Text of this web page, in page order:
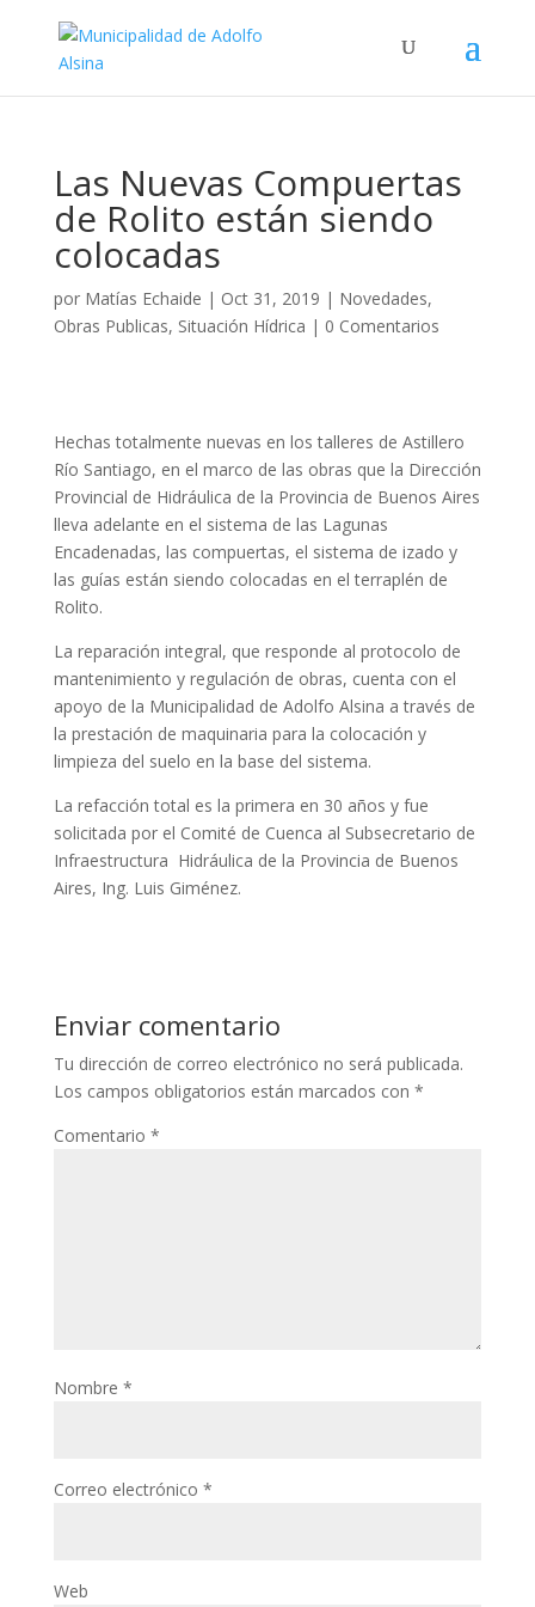
Las Nuevas Compuertas
de Rolito están siendo
colocadas
por Matías Echaide | Oct 31, 2019 | Novedades,
Obras Publicas, Situación Hídrica | 0 Comentarios
Hechas totalmente nuevas en los talleres de Astillero
Río Santiago, en el marco de las obras que la Dirección
Provincial de Hidráulica de la Provincia de Buenos Aires
lleva adelante en el sistema de las Lagunas
Encadenadas, las compuertas, el sistema de izado y
las guías están siendo colocadas en el terraplén de
Rolito.
La reparación integral, que responde al protocolo de
mantenimiento y regulación de obras, cuenta con el
apoyo de la Municipalidad de Adolfo Alsina a través de
la prestación de maquinaria para la colocación y
limpieza del suelo en la base del sistema.
La refacción total es la primera en 30 años y fue
solicitada por el Comité de Cuenca al Subsecretario de
Infraestructura Hidráulica de la Provincia de Buenos
Aires, Ing. Luis Giménez.
Enviar comentario
Tu dirección de correo electrónico no será publicada.
Los campos obligatorios están marcados con *
Comentario *
Nombre *
Correo electrónico *
Web